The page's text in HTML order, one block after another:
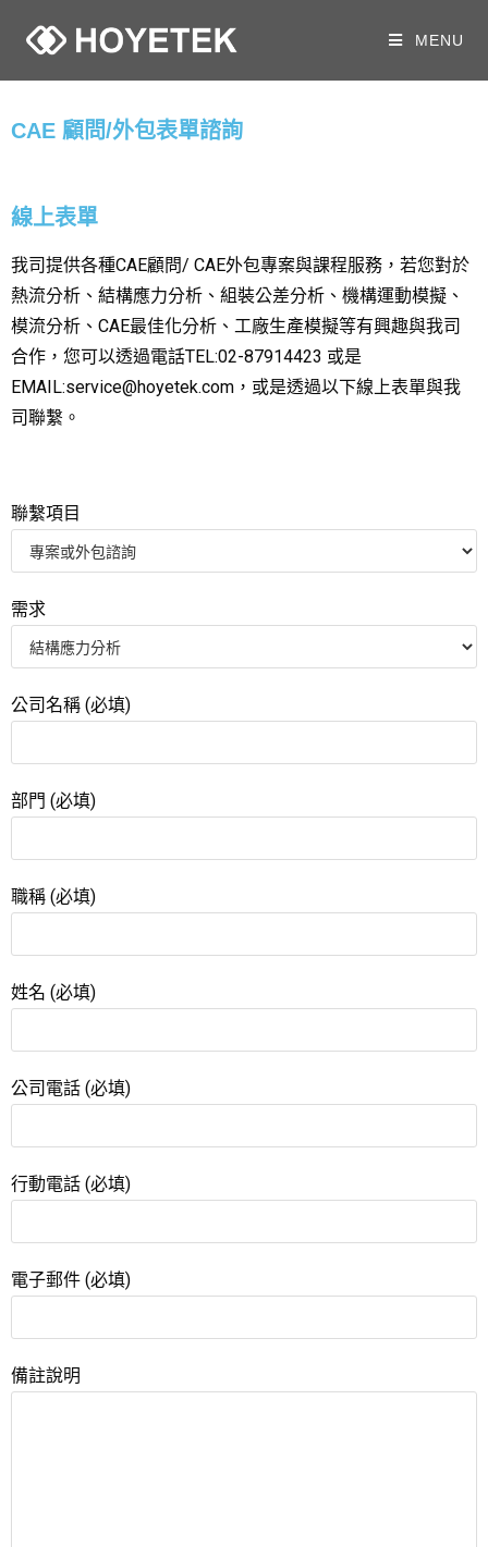
MENU
CAE 顧問/外包表單諮詢
線上表單
我司提供各種CAE顧問/ CAE外包專案與課程服務，若您對於
熱流分析、結構應力分析、組裝公差分析、機構運動模擬、
模流分析、CAE最佳化分析、工廠生產模擬等有興趣與我司
合作，您可以透過電話TEL:02-87914423 或是
EMAIL:service@hoyetek.com，或是透過以下線上表單與我
司聯繫。
聯繫項目
需求
公司名稱 (必填)
部門 (必填)
職稱 (必填)
姓名 (必填)
公司電話 (必填)
行動電話 (必填)
電子郵件 (必填)
備註說明